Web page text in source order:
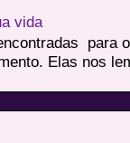
vida
para
Elas nos